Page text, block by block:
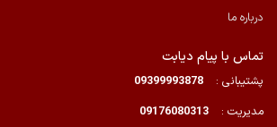
درباره ما
تماس با پیام دیابت
پشتیبانی :
09399993878
مدیریت :
09176080313